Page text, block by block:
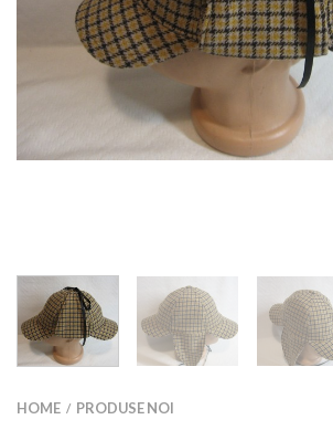
HOME / PRODUSE NOI